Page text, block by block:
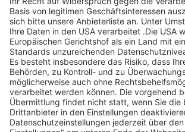
Abgelaufene Angebote anzeigen
Abgelaufene Angebote anzeigen €
Ohne Gebot